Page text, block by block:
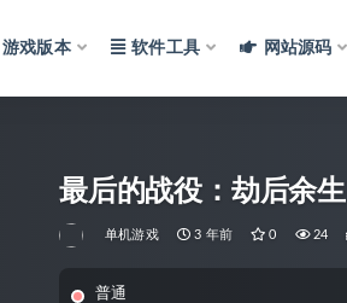
游戏版本 软件工具 网站源码
最后的战役：劫后余生
单机游戏 3 年前 0 24
普通